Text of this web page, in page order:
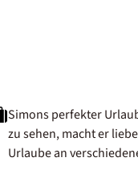
Simons perfekter
zu sehen, macht er
Urlaube an